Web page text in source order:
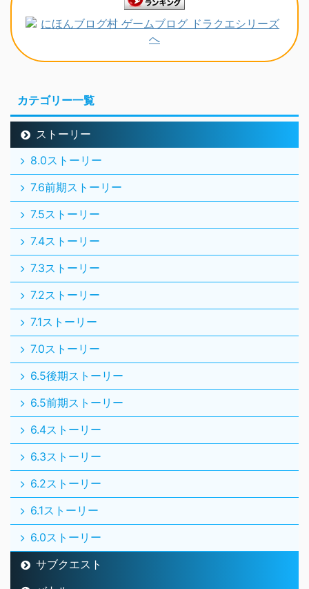
カテゴリー一覧
ストーリー
8.0ストーリー
7.6前期ストーリー
7.5ストーリー
7.4ストーリー
7.3ストーリー
7.2ストーリー
7.1ストーリー
7.0ストーリー
6.5後期ストーリー
6.5前期ストーリー
6.4ストーリー
6.3ストーリー
6.2ストーリー
6.1ストーリー
6.0ストーリー
サブクエスト